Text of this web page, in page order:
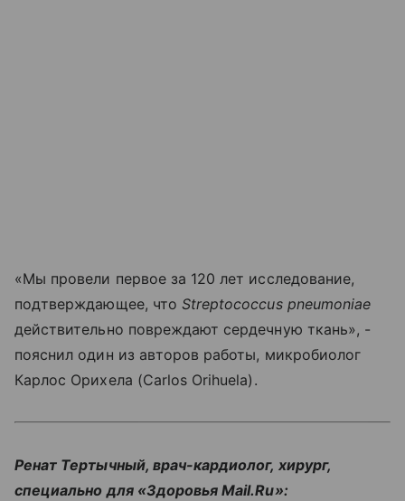
«Мы провели первое за 120 лет исследование,
подтверждающее, что Streptococcus pneumoniae
действительно повреждают сердечную ткань», -
пояснил один из авторов работы, микробиолог
Карлос Орихела (Carlos Orihuela).
Ренат Тертычный, врач-кардиолог, хирург,
специально для «Здоровья Mail.Ru»: